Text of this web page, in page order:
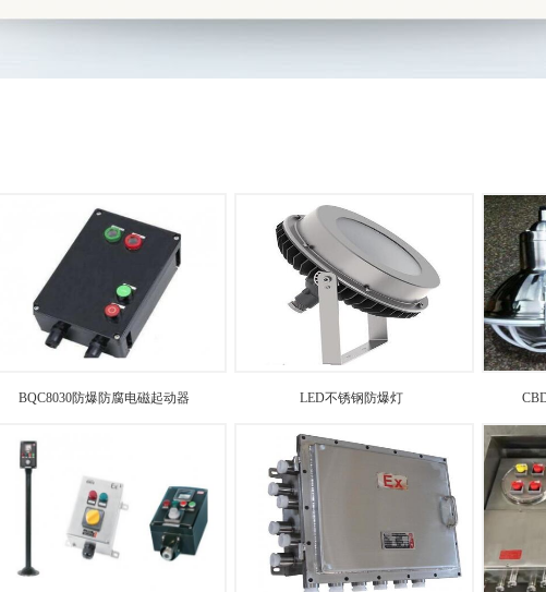
BQC8030防爆防腐电磁起动器 LED不锈钢防爆灯